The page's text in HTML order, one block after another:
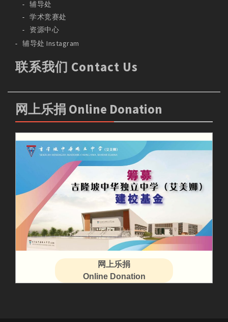
辅导处
学术竞赛处
资源中心
辅导处 Instagram
联系我们 Contact Us
网上乐捐 Online Donation
网上乐捐
Online Donation